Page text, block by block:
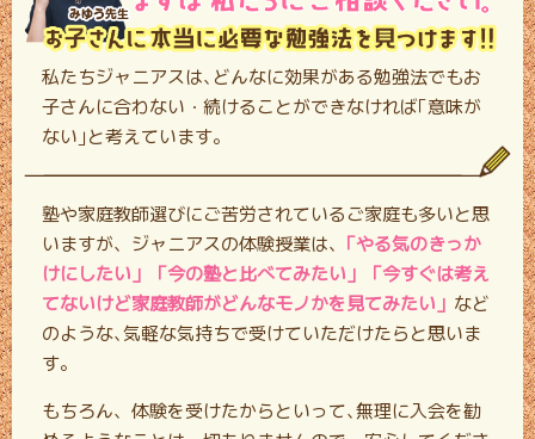
私たちジャニアスは､どんなに効果がある勉強法でもお
子さんに合わない・ 続けることができなければ｢意味が
ない｣と考えています。
塾や家庭教師選びにご苦労されているご家庭も多いと思
いますが、ジャニアスの体験授業は､ 「やる気のきっか
けにしたい」「今の塾と比べてみたい」「今すぐは考え
てないけど家庭教師がどんなモノかを見てみたい」 など
のような､気軽な気持ちで受けていただけたらと思いま
す。
もちろん、体験を受けたからといって､無理に入会を勧